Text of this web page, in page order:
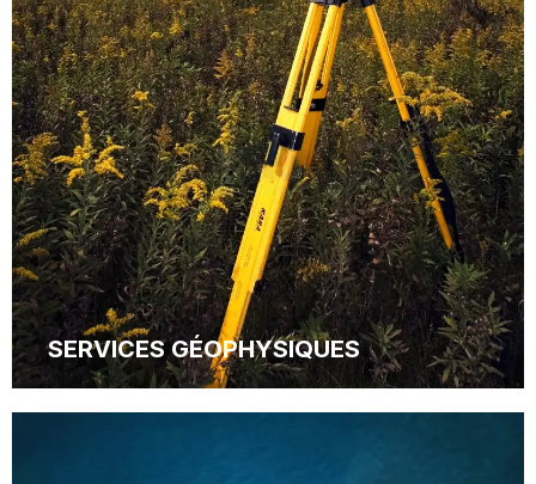
SERVICES GÉOPHYSIQUES